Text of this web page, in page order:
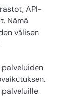
API-
Nämä
välisen
palveluiden
palveluille